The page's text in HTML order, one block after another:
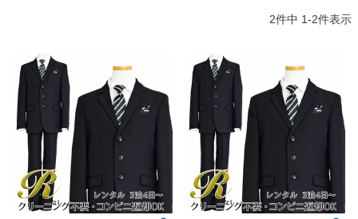
アウター レディース
Sale 販売
コスチューム アウター
Graduation & Entrance
卒業式・入学式
Shichi-Go-San
七五三
04
予約・配送・返却・料金
レンタルの流れ
4ステップで簡単
06 あんしんパック
汚れ・キズ・破損の補償
Buy & Supportご購入・サポート
Tsukuba Boutique
〒 茨城県土浦市大町14-16-1F
営業 10:00–18:00（完全予約制）
定休 月曜日
店舗を予約する →
2件中 1-2件表示